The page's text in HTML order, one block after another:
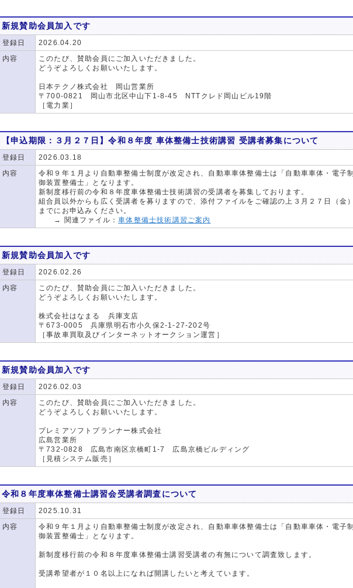
新規賛助会員加入です
登録日
2026.04.20
内容
このたび、賛助会員にご加入いただきました。
どうぞよろしくお願いいたします。
日本テクノ株式会社 岡山営業所
〒700-0821 岡山市北区中山下1-8-45 NTTクレド岡山ビル19階
［電力業］
【申込期限：３月２７日】令和８年度 車体整備士技術講習 受講者募集について
登録日
2026.03.18
内容
令和９年１月より自動車整備士制度が改定され、自動車車体整備士は「自動車車体・電子制
御装置整備士」となります。
新制度移行前の令和８年度車体整備士技術講習の受講者を募集しております。
組合員以外からも広く受講者を募りますので、添付ファイルをご確認の上３月２７日（金）
までにお申込みください。
→ 関連ファイル：車体整備士技術講習ご案内
新規賛助会員加入です
登録日
2026.02.26
内容
このたび、賛助会員にご加入いただきました。
どうぞよろしくお願いいたします。
株式会社はなまる 兵庫支店
〒673-0005 兵庫県明石市小久保2-1-27-202号
［事故車買取及びインターネットオークション運営］
新規賛助会員加入です
登録日
2026.02.03
内容
このたび、賛助会員にご加入いただきました。
どうぞよろしくお願いいたします。
プレミアソフトプランナー株式会社
広島営業所
〒732-0828 広島市南区京橋町1-7 広島京橋ビルディング
［見積システム販売］
令和８年度車体整備士講習会受講者調査について
登録日
2025.10.31
内容
令和９年１月より自動車整備士制度が改定され、自動車車体整備士は「自動車車体・電子制
御装置整備士」となります。
新制度移行前の令和８年度車体整備士講習受講者の有無について調査致します。
受講希望者が１０名以上になれば開講したいと考えています。